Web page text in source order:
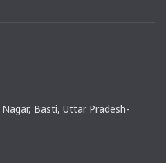
Basti, Uttar Pradesh-